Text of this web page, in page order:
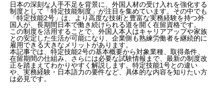
日本の深刻な人手不足を背景に、外国人材の受け入れを強化する
制度として「特定技能制度」が注目を集めています。その中でも
「特定技能2号」は、より高度な技術と豊富な実務経験を持つ外
国人が、長期間日本で働き続けられる道を開く在留資格です。
この制度を活用することで、外国人本人はキャリアアップや家族
との安定した生活が可能になり、企業側も熟練労働者を継続的に
雇用できる大きなメリットがあります。
本記事では、特定技能2号の基本概要から対象業種、取得条件、
在留期間の仕組み、さらには必要な試験情報まで、最新の制度改
正を踏まえてわかりやすく解説します。特定技能1号との違い
や、実務経験・日本語力の要件など、具体的な内容を知りたい方
は必見です。